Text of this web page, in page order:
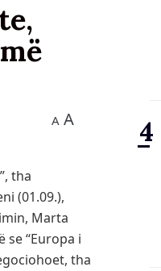
A A
tha
(01.09.),
Marta
“Europa i
tha